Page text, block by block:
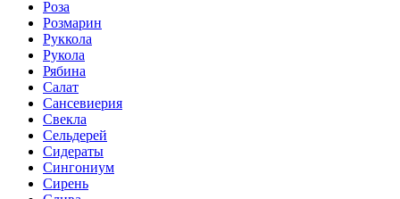
Роза
Розмарин
Руккола
Рукола
Рябина
Салат
Сансевиерия
Свекла
Сельдерей
Сидераты
Сингониум
Сирень